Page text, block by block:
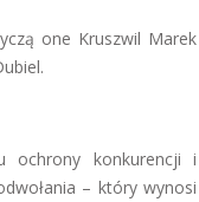
one Kruszwil Marek
ochrony konkurencji i
– który wynosi